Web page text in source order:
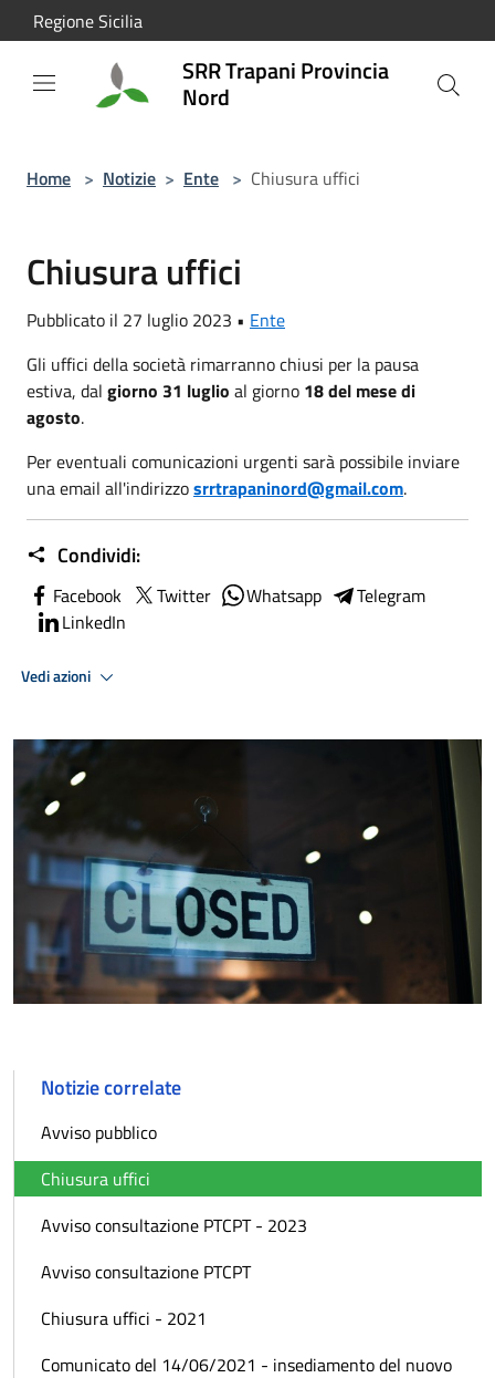
Salta al contenuto principale
Regione Sicilia
SRR Trapani Provincia
Nord
Home > Notizie > Ente > Chiusura uffici
Chiusura uffici
Pubblicato il 27 luglio 2023 • Ente
Gli uffici della società rimarranno chiusi per la pausa
estiva, dal giorno 31 luglio al giorno 18 del mese di
agosto.
Per eventuali comunicazioni urgenti sarà possibile inviare
una email all'indirizzosrrtrapaninord@gmail.com.
Condividi:
Facebook Twitter Whatsapp
Telegram
LinkedIn
Vedi azioni
Notizie correlate
Avviso pubblico
Chiusura uffici
Avviso consultazione PTCPT - 2023
Avviso consultazione PTCPT
Chiusura uffici - 2021
Comunicato del 14/06/2021 - insediamento del nuovo